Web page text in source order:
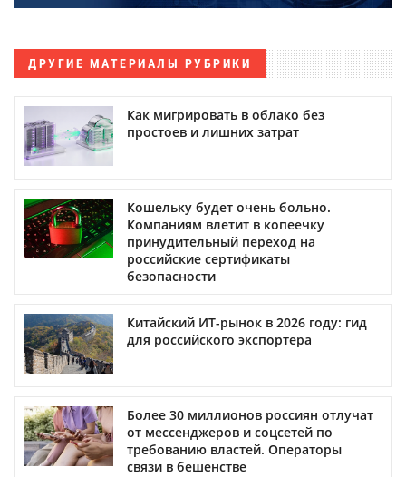
ДРУГИЕ МАТЕРИАЛЫ РУБРИКИ
Как мигрировать в облако без
простоев и лишних затрат
Кошельку будет очень больно.
Компаниям влетит в копеечку
принудительный переход на
российские сертификаты
безопасности
Китайский ИТ-рынок в 2026 году: гид
для российского экспортера
Более 30 миллионов россиян отлучат
от мессенджеров и соцсетей по
требованию властей. Операторы
связи в бешенстве